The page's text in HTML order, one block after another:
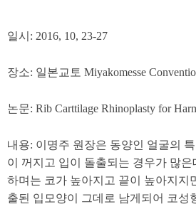
일시: 2016, 10, 23-27
장소: 일본교토 Miyakomesse
논문: Rib Carttilage Rhinoplasty for
내용: 이명주 원장은 동양인 얼굴의
이 꺼지고 입이 돌출되는 경우가 많
하며는 코가 높아지고 끝이 높아지지
출된 입모양이 그데로 남게되어 코성